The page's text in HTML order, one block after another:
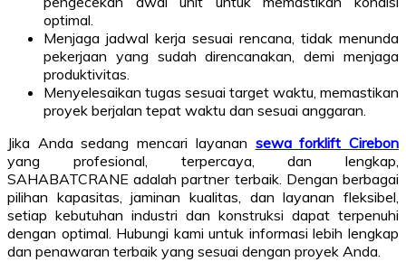
optimal.
Menjaga jadwal kerja sesuai rencana, tidak menunda
pekerjaan yang sudah direncanakan, demi menjaga
produktivitas.
Menyelesaikan tugas sesuai target waktu, memastikan
proyek berjalan tepat waktu dan sesuai anggaran.
Jika Anda sedang mencari layanan sewa forklift Cirebon
yang profesional, terpercaya, dan lengkap,
SAHABATCRANE adalah partner terbaik. Dengan berbagai
pilihan kapasitas, jaminan kualitas, dan layanan fleksibel,
setiap kebutuhan industri dan konstruksi dapat terpenuhi
dengan optimal. Hubungi kami untuk informasi lebih lengkap
dan penawaran terbaik yang sesuai dengan proyek Anda.